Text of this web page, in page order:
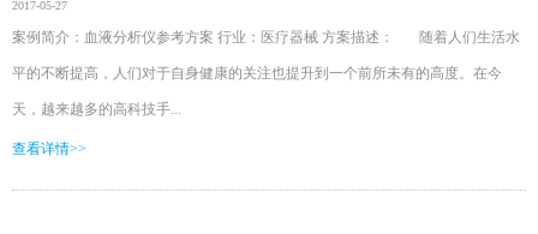
2017-05-27
案例简介：血液分析仪参考方案 行业：医疗器械 方案描述： 随着人们生活水
平的不断提高，人们对于自身健康的关注也提升到一个前所未有的高度。在今
天，越来越多的高科技手...
查看详情>>